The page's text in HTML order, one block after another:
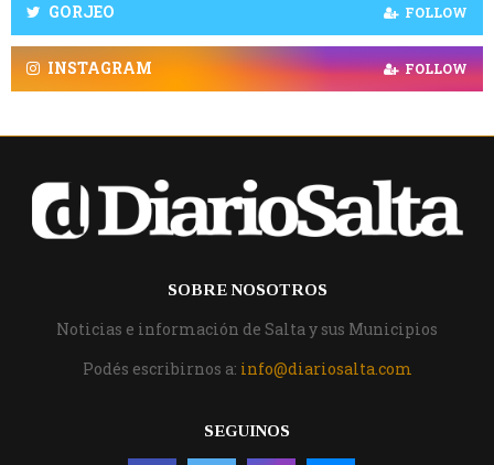
GORJEO FOLLOW
INSTAGRAM FOLLOW
SOBRE NOSOTROS
Noticias e información de Salta y sus Municipios
Podés escribirnos a: info@diariosalta.com
SEGUINOS